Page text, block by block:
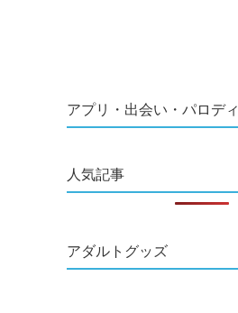
アプリ・出会い・パロディ
人気記事
アダルトグッズ